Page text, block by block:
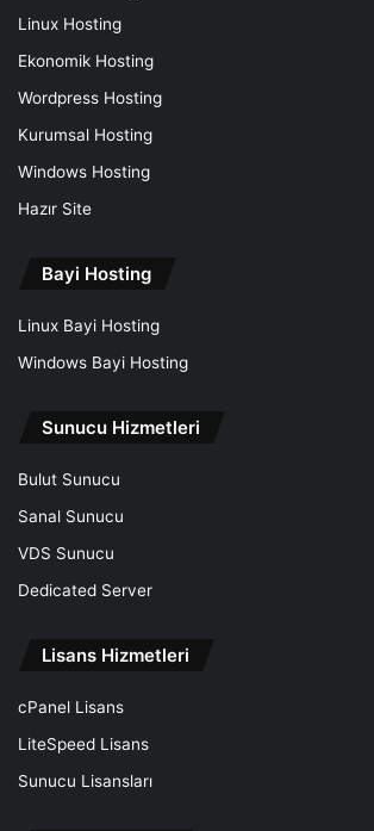
Linux Hosting
Ekonomik Hosting
Wordpress Hosting
Kurumsal Hosting
Windows Hosting
Hazır Site
Bayi Hosting
Linux Bayi Hosting
Windows Bayi Hosting
Sunucu Hizmetleri
Bulut Sunucu
Sanal Sunucu
VDS Sunucu
Dedicated Server
Lisans Hizmetleri
cPanel Lisans
LiteSpeed Lisans
Sunucu Lisansları